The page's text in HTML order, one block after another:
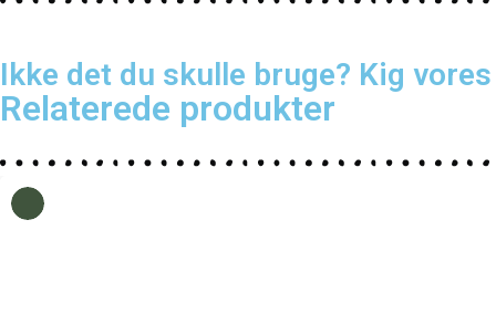
Ikke det du skulle bruge? Kig vores
Relaterede produkter